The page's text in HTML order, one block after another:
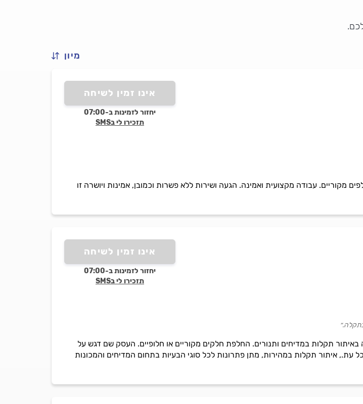
מיון
אינו זמין לשיחה
יחזור לזמינות ב-07:00
תזכירו לי בSMS
מקוריים. עבודה מקצועית ואמינה. הגעה ושירות ללא פשרות וכמובן, אמינות ויושרה זו
אינו זמין לשיחה
יחזור לזמינות ב-07:00
תזכירו לי בSMS
תקלות במדיחים ותנורים. החלפת חלקים מקוריים או חלופיים. העסק שם דגש על
עת., איתור תקלות במהירות, מתן פתרונות לכל סוגי הבעיות בתחום המדיחים והמכונות